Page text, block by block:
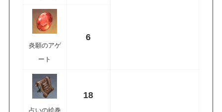
炎願のアゲ
ート
6
占いの絵巻
18